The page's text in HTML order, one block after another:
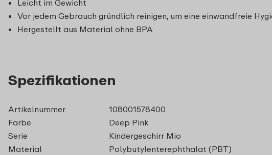
Leicht im Gewicht
Vor jedem Gebrauch gründlich reinigen, um eine einwandfreie
Hergestellt aus Material ohne BPA
Spezifikationen
Artikelnummer
108001578400
Farbe
Deep Pink
Serie
Kindergeschirr Mio
Material
Polybutylenterephthalat (PBT)